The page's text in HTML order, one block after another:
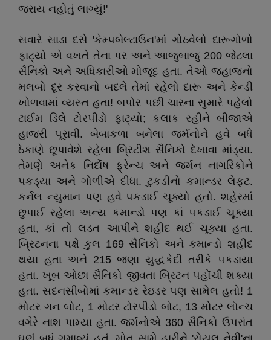
જરાય નહોતું લાગ્યું!'
સવારે સાડા દસે 'કેમ્પબેલ્ટાઉન'માં ગોઠવેલો દારૂગોળો
ફાટ્યો એ વખતે તેના પર અને આજુબાજુ 200 જેટલા
સૈનિકો અને અધિકારીઓ મોજૂદ હતા. તેઓ જહાજનો
મલબો દૂર કરવાનો બદલે તેમાં રહેલો દારૂ અને કેન્ડી
ખોળવામાં વ્યસ્ત હતા! બપોર પછી ચારના સુમારે પહેલો
ટાઈમ ડિલે ટોરપીડો ફાટ્યો; કલાક રહીને બીજાએ
હાજરી પૂરાવી. બેબાકળા બનેલા જર્મનોને હવે બધે
ઠેકાણે છૂપાવેશે રહેલા બ્રિટીશ સૈનિકો દેખાવા માંડ્યા.
તેમણે અનેક નિર્દોષ ફ્રેન્ચ અને જર્મન નાગરિકોને
પકડ્યા અને ગોળીએ દીધા. ટુકડીનો કમાન્ડર લેફ્ટ.
કર્નલ ન્યુમાન પણ હવે પકડાઈ ચૂક્યો હતો. શહેરમાં
છુપાઈ રહેલા અન્ય કમાન્ડો પણ કાં પકડાઈ ચૂક્યા
હતા, કાં તો લડત આપીને શહીદ થઈ ચૂક્યા હતા.
બ્રિટનના પક્ષે કુલ 169 સૈનિકો અને કમાન્ડો શહીદ
થયા હતા અને 215 જણા યુદ્ધકેદી તરીકે પકડાયા
હતા. ખૂબ ઓછા સૈનિકો જીવતા બ્રિટન પહોંચી શક્યા
હતા. સદનસીબોમાં કમાન્ડર રેઇડર પણ સામેલ હતો! 1
મોટર ગન બોટ, 1 મોટર ટોરપીડો બોટ, 13 મોટર લૉન્ચ
વગેરે નાશ પામ્યા હતા. જર્મનોએ 360 સૈનિકો ઉપરાંત